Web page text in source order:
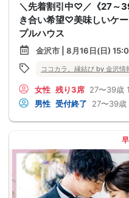
＼先着割引中♡／《27～
き合い希望♡美味しいケ
プルハウス
金沢市 | 8月16日(日)
ココカラ。縁結び by 金沢情
女性 残り3席 27〜39歳
男性 受付終了 27〜39歳